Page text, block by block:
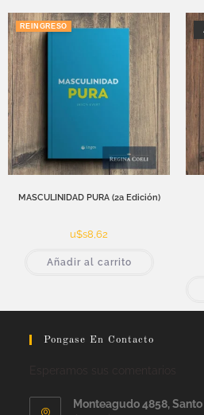
REINGRESO
MASCULINIDAD PURA (2a Edición)
u$s8,62
Añadir al carrito
Pongase En Contacto
Monteagudo 4858,